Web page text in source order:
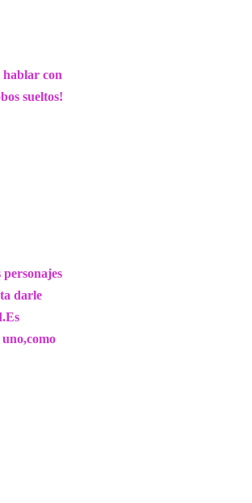
hablar con
sueltos!
darle